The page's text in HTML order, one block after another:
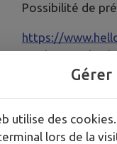
Possibilité de
https://
musique-
https://
Publié par La
Gérer
utilise des
lors de la